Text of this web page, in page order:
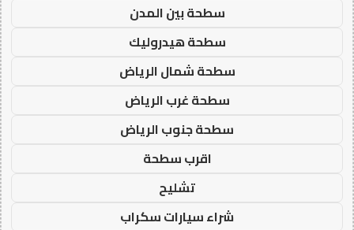
سطحة بين المدن
سطحة هيدروليك
سطحة شمال الرياض
سطحة غرب الرياض
سطحة جنوب الرياض
اقرب سطحة
تشليح
شراء سيارات سكراب